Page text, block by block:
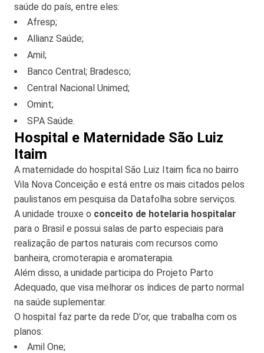
saúde do país, entre eles:
Afresp;
Allianz Saúde;
Amil;
Banco Central; Bradesco;
Central Nacional Unimed;
Omint;
SPA Saúde.
Hospital e Maternidade São Luiz
Itaim
A maternidade do hospital São Luiz Itaim fica no bairro
Vila Nova Conceição e está entre os mais citados pelos
paulistanos em pesquisa da Datafolha sobre serviços.
A unidade trouxe o conceito de hotelaria hospitalar
para o Brasil e possui salas de parto especiais para
realização de partos naturais com recursos como
banheira, cromoterapia e aromaterapia.
Além disso, a unidade participa do Projeto Parto
Adequado, que visa melhorar os índices de parto normal
na saúde suplementar.
O hospital faz parte da rede D'or, que trabalha com os
planos:
Amil One;